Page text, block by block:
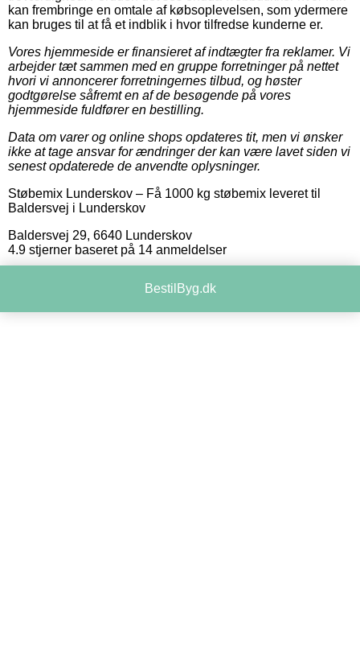
kan frembringe en omtale af købsoplevelsen, som ydermere
kan bruges til at få et indblik i hvor tilfredse kunderne er.
Vores hjemmeside er finansieret af indtægter fra reklamer. Vi
arbejder tæt sammen med en gruppe forretninger på nettet
hvori vi annoncerer forretningernes tilbud, og høster
godtgørelse såfremt en af de besøgende på vores
hjemmeside fuldfører en bestilling.
Data om varer og online shops opdateres tit, men vi ønsker
ikke at tage ansvar for ændringer der kan være lavet siden vi
senest opdaterede de anvendte oplysninger.
Støbemix Lunderskov – Få 1000 kg støbemix leveret til
Baldersvej i Lunderskov
Baldersvej 29, 6640 Lunderskov
4.9 stjerner baseret på 14 anmeldelser
BestilByg.dk